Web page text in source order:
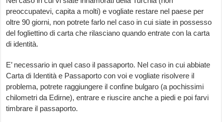
preoccupatevi, capita a molti) e vogliate restare nel paese per
oltre 90 giorni, non potrete farlo nel caso in cui siate in possesso
del fogliettino di carta che rilasciano quando entrate con la carta
di identità.
E’ necessario in quel caso il passaporto. Nel caso in cui abbiate
Carta di Identità e Passaporto con voi e vogliate risolvere il
problema, potrete raggiungere il confine bulgaro (a pochissimi
chilometri da Edirne), entrare e riuscire anche a piedi e poi farvi
timbrare il passaporto.